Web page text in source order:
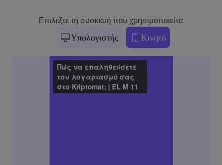
Επιλέξτε τη συσκευή που χρησιμοποιείτε:
Υπολογιστής Κινητό